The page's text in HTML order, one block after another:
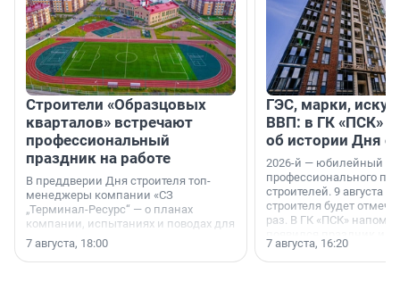
Строители «Образцовых
кварталов» встречают
профессиональный
праздник на работе
В преддверии Дня строителя топ-
менеджеры компании «СЗ
„Терминал-Ресурс“ — о планах
компании, испытаниях и поводах для
осторожного оптимизма.
7 августа, 18:00
ГЭС, марки,
ВВП: в ГК «ПСК»
об истории Дня
2026-й — юбилейный
профессионального
строителей. 9 августа
строителя будет
раз. В ГК «ПСК»
поменялась роль
7 августа, 16:20